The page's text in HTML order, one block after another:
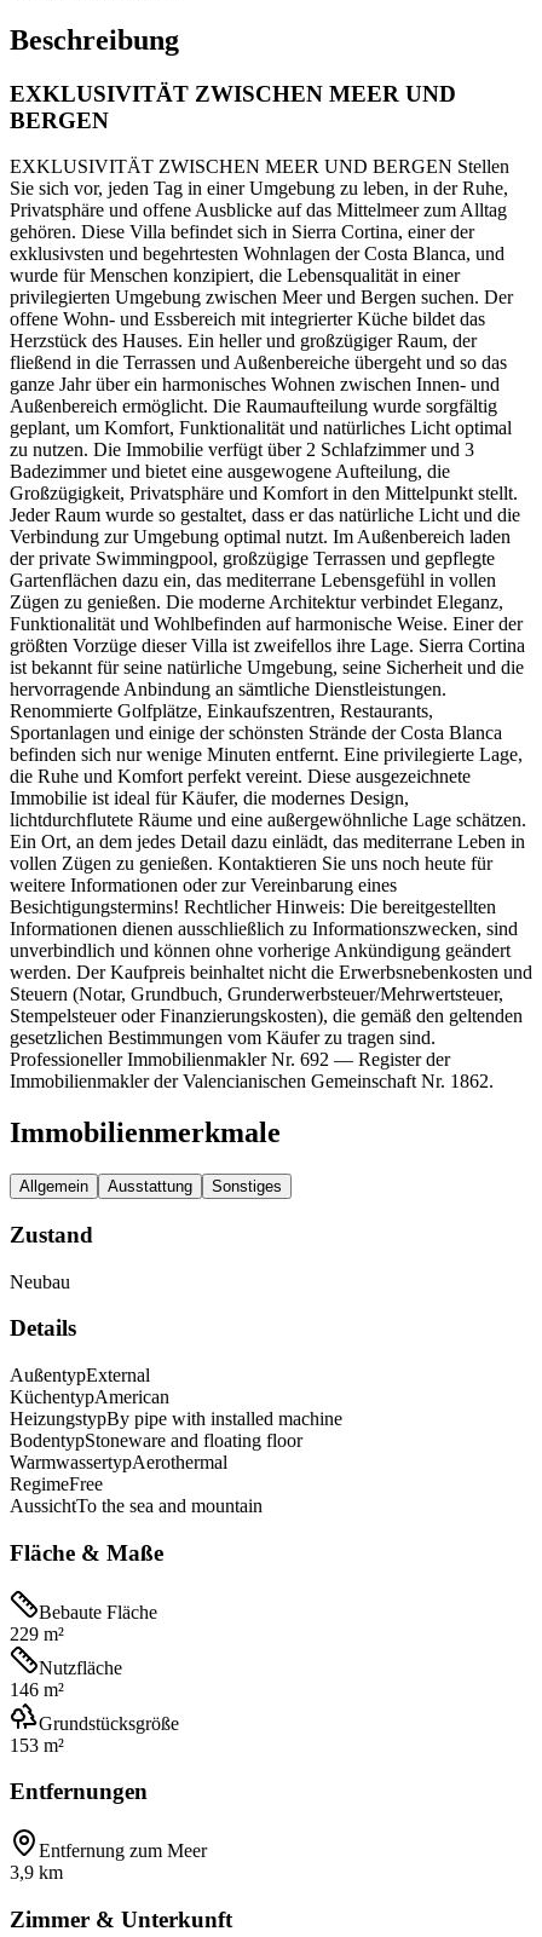
Beschreibung
EXKLUSIVITÄT ZWISCHEN MEER UND
BERGEN
EXKLUSIVITÄT ZWISCHEN MEER UND BERGEN Stellen
Sie sich vor, jeden Tag in einer Umgebung zu leben, in der Ruhe,
Privatsphäre und offene Ausblicke auf das Mittelmeer zum Alltag
gehören. Diese Villa befindet sich in Sierra Cortina, einer der
exklusivsten und begehrtesten Wohnlagen der Costa Blanca, und
wurde für Menschen konzipiert, die Lebensqualität in einer
privilegierten Umgebung zwischen Meer und Bergen suchen. Der
offene Wohn- und Essbereich mit integrierter Küche bildet das
Herzstück des Hauses. Ein heller und großzügiger Raum, der
fließend in die Terrassen und Außenbereiche übergeht und so das
ganze Jahr über ein harmonisches Wohnen zwischen Innen- und
Außenbereich ermöglicht. Die Raumaufteilung wurde sorgfältig
geplant, um Komfort, Funktionalität und natürliches Licht optimal
zu nutzen. Die Immobilie verfügt über 2 Schlafzimmer und 3
Badezimmer und bietet eine ausgewogene Aufteilung, die
Großzügigkeit, Privatsphäre und Komfort in den Mittelpunkt stellt.
Jeder Raum wurde so gestaltet, dass er das natürliche Licht und die
Verbindung zur Umgebung optimal nutzt. Im Außenbereich laden
der private Swimmingpool, großzügige Terrassen und gepflegte
Gartenflächen dazu ein, das mediterrane Lebensgefühl in vollen
Zügen zu genießen. Die moderne Architektur verbindet Eleganz,
Funktionalität und Wohlbefinden auf harmonische Weise. Einer der
größten Vorzüge dieser Villa ist zweifellos ihre Lage. Sierra Cortina
ist bekannt für seine natürliche Umgebung, seine Sicherheit und die
hervorragende Anbindung an sämtliche Dienstleistungen.
Renommierte Golfplätze, Einkaufszentren, Restaurants,
Sportanlagen und einige der schönsten Strände der Costa Blanca
befinden sich nur wenige Minuten entfernt. Eine privilegierte Lage,
die Ruhe und Komfort perfekt vereint. Diese ausgezeichnete
Immobilie ist ideal für Käufer, die modernes Design,
lichtdurchflutete Räume und eine außergewöhnliche Lage schätzen.
Ein Ort, an dem jedes Detail dazu einlädt, das mediterrane Leben in
vollen Zügen zu genießen. Kontaktieren Sie uns noch heute für
weitere Informationen oder zur Vereinbarung eines
Besichtigungstermins! Rechtlicher Hinweis: Die bereitgestellten
Informationen dienen ausschließlich zu Informationszwecken, sind
unverbindlich und können ohne vorherige Ankündigung geändert
werden. Der Kaufpreis beinhaltet nicht die Erwerbsnebenkosten und
Steuern (Notar, Grundbuch, Grunderwerbsteuer/Mehrwertsteuer,
Stempelsteuer oder Finanzierungskosten), die gemäß den geltenden
gesetzlichen Bestimmungen vom Käufer zu tragen sind.
Professioneller Immobilienmakler Nr. 692 — Register der
Immobilienmakler der Valencianischen Gemeinschaft Nr. 1862.
Immobilienmerkmale
Allgemein Ausstattung Sonstiges
Zustand
Neubau
Details
AußentypExternal
KüchentypAmerican
HeizungstypBy pipe with installed machine
BodentypStoneware and floating floor
WarmwassertypAerothermal
RegimeFree
AussichtTo the sea and mountain
Fläche & Maße
Bebaute Fläche
229 m²
Nutzfläche
146 m²
Grundstücksgröße
153 m²
Entfernungen
Entfernung zum Meer
3,9 km
Zimmer & Unterkunft